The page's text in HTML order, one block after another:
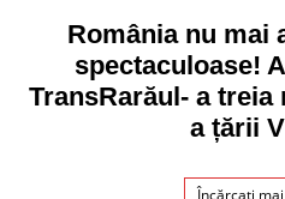
România nu mai
spectaculoase!
TransRarăul- a treia
a țării
Încărcați